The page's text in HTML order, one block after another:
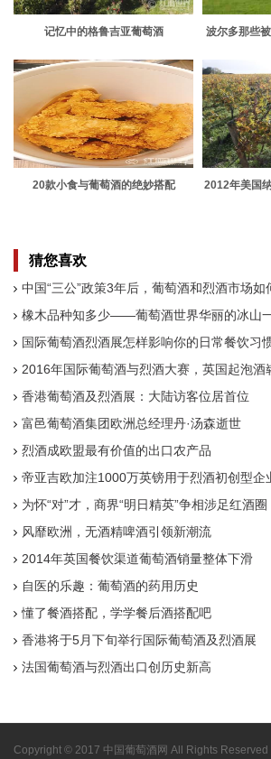
记忆中的格鲁吉亚葡萄酒 波尔多那些
20款小食与葡萄酒的绝妙搭配
2012年美国
猜您喜欢
中国“三公”政策3年后，葡萄酒和烈酒市场如
橡木品种知多少——葡萄酒世界华丽的冰山
国际葡萄酒烈酒展怎样影响你的日常餐饮习
2016年国际葡萄酒与烈酒大赛，英国起泡酒
香港葡萄酒及烈酒展：大陆访客位居首位
富邑葡萄酒集团欧洲总经理丹·汤森逝世
烈酒成欧盟最有价值的出口农产品
帝亚吉欧加注1000万英镑用于烈酒初创型企
为怀“对”才，商界“明日精英”争相涉足红酒圈
风靡欧洲，无酒精啤酒引领新潮流
2014年英国餐饮渠道葡萄酒销量整体下滑
自医的乐趣：葡萄酒的药用历史
懂了餐酒搭配，学学餐后酒搭配吧
香港将于5月下旬举行国际葡萄酒及烈酒展
法国葡萄酒与烈酒出口创历史新高
Copyright © 2017 中国葡萄酒网 All Rights Reserved